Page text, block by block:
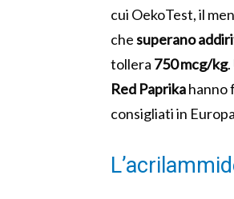
cui OekoTest, il
chesuperano
tollera 750 mcg/kg
Red Paprikahanno
consigliati in